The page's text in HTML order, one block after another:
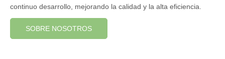
continuo desarrollo, mejorando la calidad y la alta eficiencia.
SOBRE NOSOTROS